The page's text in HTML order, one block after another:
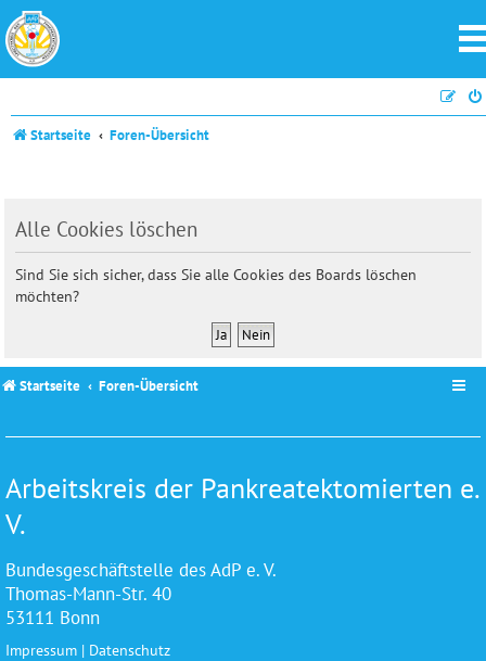
Startseite Foren-Übersicht
Alle Cookies löschen
Sind Sie sich sicher, dass Sie alle Cookies des Boards löschen
möchten?
Startseite Foren-Übersicht
Arbeitskreis der Pankreatektomierten e.
V.
Bundesgeschäftstelle des AdP e. V.
Thomas-Mann-Str. 40
53111 Bonn
Impressum | Datenschutz